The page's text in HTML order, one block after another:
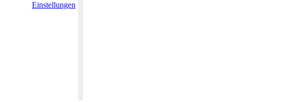
Einstellungen